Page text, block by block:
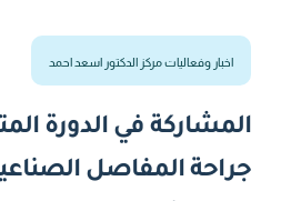
اخبار وفعاليات مركز الدكتور اسعد احمد
المشاركة في الدورة
جراحة المفاصل